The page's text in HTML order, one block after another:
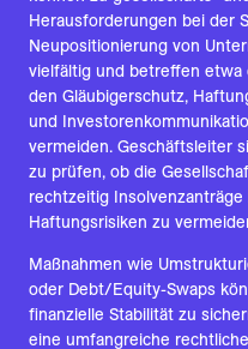
Herausforderungen bei der
Neupositionierung von
vielfältig und betreffen etwa
den Gläubigerschutz,
und
vermeiden. Geschäftsleiter
zu prüfen, ob die
rechtzeitig
Haftungsrisiken zu
Maßnahmen wie
oder Debt/Equity-Swaps
finanzielle Stabilität zu
eine umfangreiche